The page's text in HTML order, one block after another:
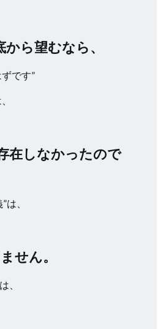
ら望むなら、
です”
在しなかったので
は、
せん。
、